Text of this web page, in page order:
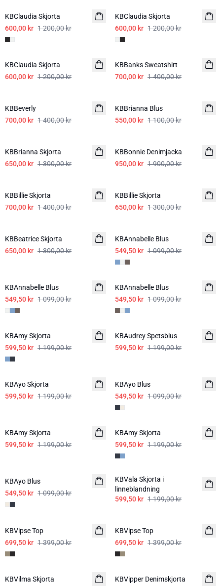
KBClaudia Skjorta
600,00 kr 1 200,00 kr
KBClaudia Skjorta
600,00 kr 1 200,00 kr
-50%
KBClaudia Skjorta
600,00 kr 1 200,00 kr
-50%
KBBanks Sweatshirt
700,00 kr 1 400,00 kr
KBBeverly
700,00 kr 1 400,00 kr
KBBrianna Blus
550,00 kr 1 100,00 kr
KBBrianna Skjorta
650,00 kr 1 300,00 kr
KBBonnie Denimjacka
950,00 kr 1 900,00 kr
KBBillie Skjorta
700,00 kr 1 400,00 kr
KBBillie Skjorta
650,00 kr 1 300,00 kr
KBBeatrice Skjorta
650,00 kr 1 300,00 kr
KBAnnabelle Blus
549,50 kr 1 099,00 kr
KBAnnabelle Blus
549,50 kr 1 099,00 kr
-50%
KBAnnabelle Blus
549,50 kr 1 099,00 kr
-50%
KBAmy Skjorta
599,50 kr 1 199,00 kr
-50%
KBAudrey Spetsblus
599,50 kr 1 199,00 kr
-50%
KBAyo Skjorta
599,50 kr 1 199,00 kr
KBAyo Blus
549,50 kr 1 099,00 kr
KBAmy Skjorta
599,50 kr 1 199,00 kr
-50%
KBAmy Skjorta
599,50 kr 1 199,00 kr
KBAyo Blus
549,50 kr 1 099,00 kr
-50%
KBVala Skjorta i
linneblandning
599,50 kr 1 199,00 kr
KBVipse Top
699,50 kr 1 399,00 kr
KBVipse Top
699,50 kr 1 399,00 kr
-50%
KBVilma Skjorta
-50%
KBVipper Denimskjorta